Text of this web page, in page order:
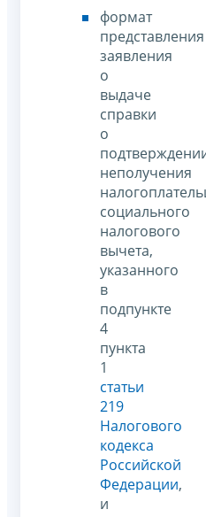
формат
представления
заявления
о
выдаче
справки
о
неполучения
социального
налогового
вычета,
указанного
в
подпункте
4
пункта
1
статьи
219
Налогового
кодекса
Российской
Федерации,
и